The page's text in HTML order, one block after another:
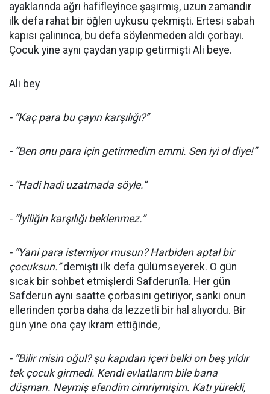
ayaklarında ağrı hafifleyince şaşırmış, uzun zamandır
ilk defa rahat bir öğlen uykusu çekmişti. Ertesi sabah
kapısı çalınınca, bu defa söylenmeden aldı çorbayı.
Çocuk yine aynı çaydan yapıp getirmişti Ali beye.
Ali bey
- “Kaç para bu çayın karşılığı?”
- “Ben onu para için getirmedim emmi. Sen iyi ol diye!”
- “Hadi hadi uzatmada söyle.”
- “İyiliğin karşılığı beklenmez.”
- “Yani para istemiyor musun? Harbiden aptal bir
çocuksun.”demişti ilk defa gülümseyerek. O gün
sıcak bir sohbet etmişlerdi Safderun’la. Her gün
Safderun aynı saatte çorbasını getiriyor, sanki onun
ellerinden çorba daha da lezzetli bir hal alıyordu. Bir
gün yine ona çay ikram ettiğinde,
- “Bilir misin oğul? şu kapıdan içeri belki on beş yıldır
tek çocuk girmedi. Kendi evlatlarım bile bana
düşman. Neymiş efendim cimriymişim. Katı yürekli,